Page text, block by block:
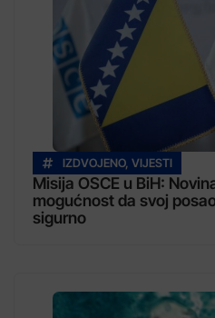
IZDVOJENO, VIJESTI
Misija OSCE u BiH:
mogućnost da svoj
sigurno